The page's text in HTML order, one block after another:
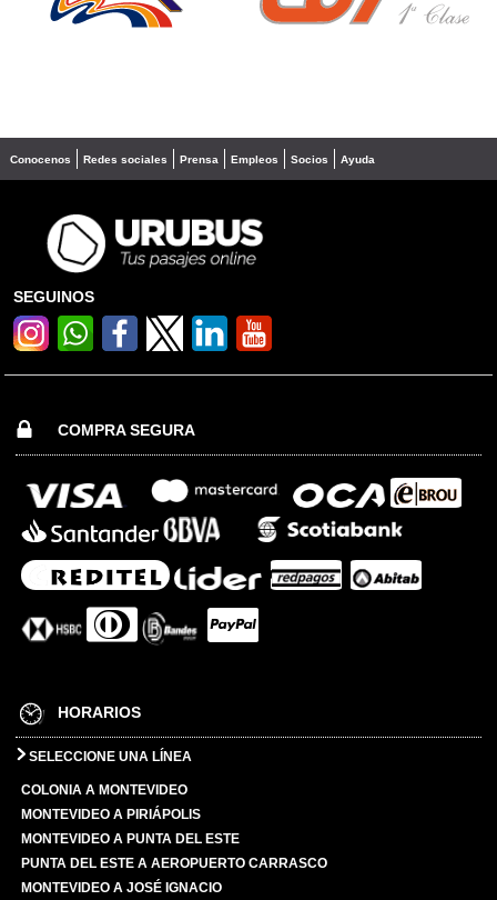
Conocenos Redes sociales Prensa Empleos Socios Ayuda
SEGUINOS
COMPRA SEGURA
HORARIOS
SELECCIONE UNA LÍNEA
COLONIA A MONTEVIDEO
MONTEVIDEO A PIRIÁPOLIS
MONTEVIDEO A PUNTA DEL ESTE
PUNTA DEL ESTE A AEROPUERTO CARRASCO
MONTEVIDEO A JOSÉ IGNACIO